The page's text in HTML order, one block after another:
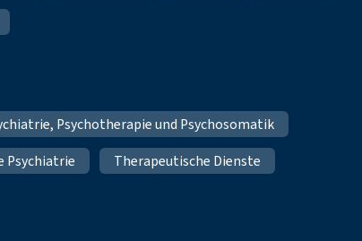
Psychotherapie und Psychosomatik
Psychiatrie
Therapeutische Dienste